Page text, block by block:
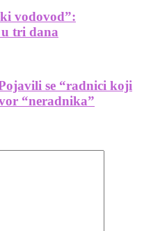
vodovod”:
tri dana
se “radnici koji
“neradnika”